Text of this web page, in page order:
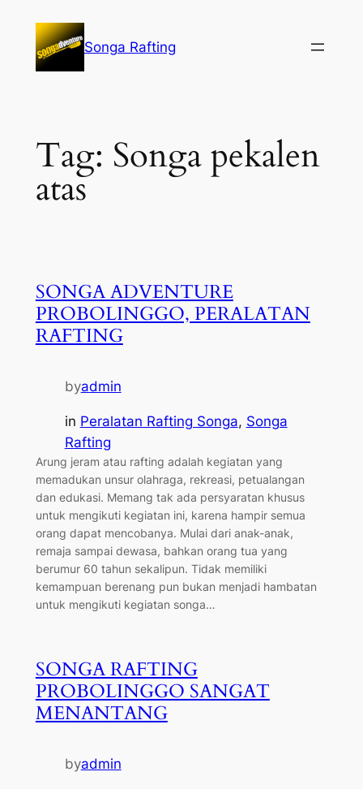
konten
Songa Rafting
Tag: Songa pekalen
atas
SONGA ADVENTURE
PROBOLINGGO, PERALATAN
RAFTING
byadmin
in Peralatan Rafting Songa, Songa
Rafting
Arung jeram atau rafting adalah kegiatan yang
memadukan unsur olahraga, rekreasi, petualangan
dan edukasi. Memang tak ada persyaratan khusus
untuk mengikuti kegiatan ini, karena hampir semua
orang dapat mencobanya. Mulai dari anak-anak,
remaja sampai dewasa, bahkan orang tua yang
berumur 60 tahun sekalipun. Tidak memiliki
kemampuan berenang pun bukan menjadi hambatan
untuk mengikuti kegiatan songa…
SONGA RAFTING
PROBOLINGGO SANGAT
MENANTANG
byadmin